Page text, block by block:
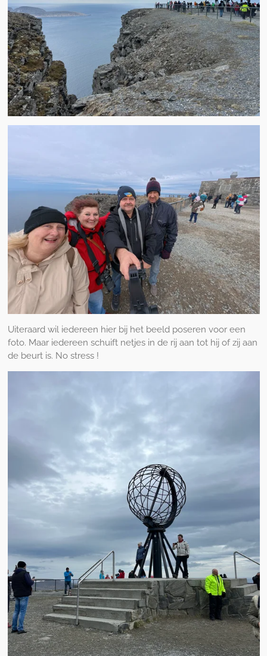
Uiteraard wil iedereen hier bij het beeld poseren voor een
foto. Maar iedereen schuift netjes in de rij aan tot hij of zij aan
de beurt is. No stress !